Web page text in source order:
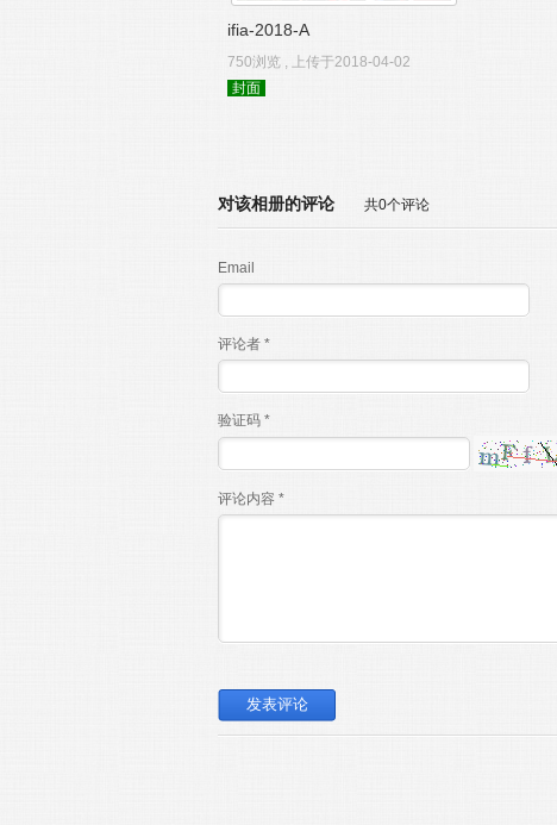
ifia-2018-A
750浏览 , 上传于2018-04-02
封面
对该相册的评论 共0个评论
Email
评论者 *
验证码 *
评论内容 *